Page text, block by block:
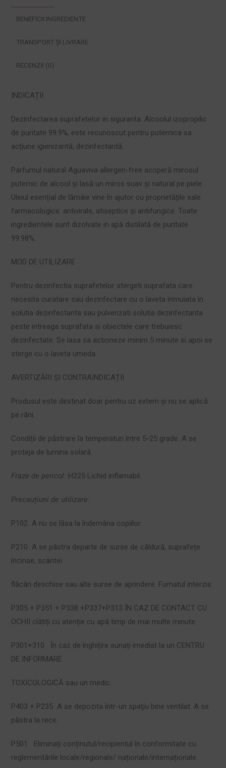
BENEFICII INGREDIENTE
TRANSPORT ȘI LIVRARE
RECENZII (0)
INDICAȚII
Dezinfectarea suprafetelor in siguranta. Alcoolul izopropilic
de puritate 99.9%, este recunoscut pentru puternica sa
acțiune igienizantă, dezinfectantă.
Parfumul natural Aguaviva allergen-free acoperă mirosul
puternic de alcool și lasă un miros suav și natural pe piele.
Uleiul esențial de lămâie vine în ajutor cu proprietățile sale
farmacologice: antivirale, atiseptice și antifungice. Toate
ingredientele sunt dizolvate in apă distilată de puritate
99.98%.
MOD DE UTILIZARE
Pentru dezinfectia suprafetelor stergeti suprafata care
necesita curatare sau dezinfectare cu o laveta inmuiata in
solutia dezinfectanta sau pulverizati solutia dezinfectanta
peste intreaga suprafata si obiectele care trebuiesc
dezinfectate. Se lasa sa actioneze minim 5 minute si apoi se
sterge cu o laveta umeda.
AVERTIZĂRI ȘI CONTRAINDICAȚII
Produsul este destinat doar pentru uz extern și nu se aplică
pe răni.
Condiții de păstrare la temperaturi între 5-25 grade. A se
proteja de lumina solară.
Fraze de pericol: H225 Lichid inflamabil.
Precauțiuni de utilizare:
P102 A nu se lăsa la îndemâna copiilor.
P210 A se păstra departe de surse de căldură, suprafețe
încinse, scântei .
flăcări deschise sau alte surse de aprindere. Fumatul interzis
P305 + P351 + P338 +P337+P313 ÎN CAZ DE CONTACT CU
OCHII clătiți cu atenție cu apă timp de mai multe minute.
P301+310 În caz de înghițire sunați imediat la un CENTRU
DE INFORMARE
TOXICOLOGICĂ sau un medic.
P403 + P235 A se depozita într-un spaţiu bine ventilat. A se
păstra la rece.
P501 Eliminați conținutul/recipientul în conformitate cu
reglementările locale/regionale/ naționale/internaționale.